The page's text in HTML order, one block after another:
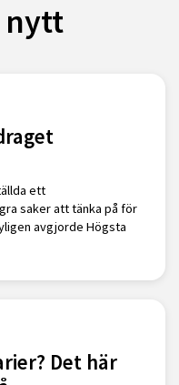
nytt
ett
saker att tänka på för
avgjorde Högsta
Det här